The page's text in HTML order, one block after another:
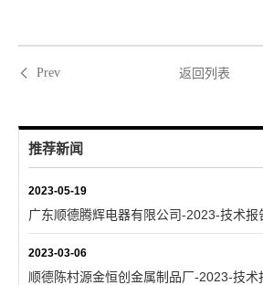
Prev 返回列表
推荐新闻
2023-05-19
广东顺德腾辉电器有限公司-2023-技术报
2023-03-06
顺德陈村源金恒创金属制品厂-2023-技术